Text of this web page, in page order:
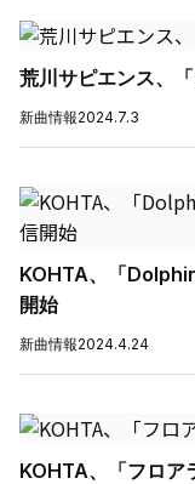
荒川サピエンス、
新曲情報2024.7.3
KOHTA、「
開始
新曲情報2024.4.24
KOHTA、「フロア